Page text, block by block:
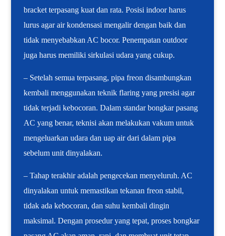
bracket terpasang kuat dan rata. Posisi indoor harus
lurus agar air kondensasi mengalir dengan baik dan
tidak menyebabkan AC bocor. Penempatan outdoor
juga harus memiliki sirkulasi udara yang cukup.
– Setelah semua terpasang, pipa freon disambungkan
kembali menggunakan teknik flaring yang presisi agar
tidak terjadi kebocoran. Dalam standar bongkar pasang
AC yang benar, teknisi akan melakukan vakum untuk
mengeluarkan udara dan uap air dari dalam pipa
sebelum unit dinyalakan.
– Tahap terakhir adalah pengecekan menyeluruh. AC
dinyalakan untuk memastikan tekanan freon stabil,
tidak ada kebocoran, dan suhu kembali dingin
maksimal. Dengan prosedur yang tepat, proses bongkar